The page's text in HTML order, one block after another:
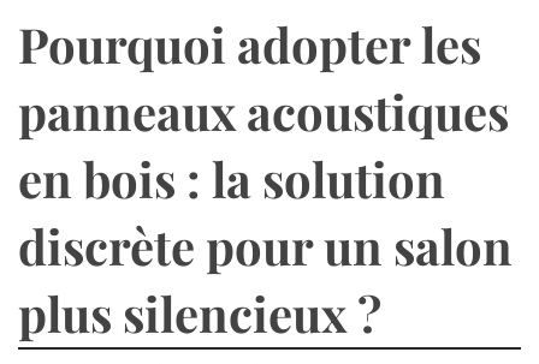
Pourquoi adopter les
panneaux acoustiques
en bois : la solution
discrète pour un salon
plus silencieux ?